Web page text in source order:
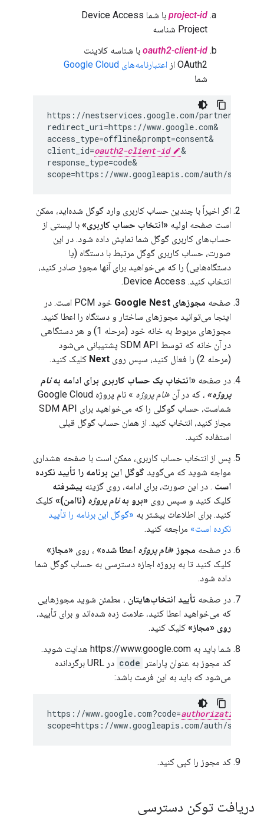
project-id
با شما Device Access
Project شناسه
oauth2-client-id با شناسه کلاینت
OAuth2 از
اعتبارنامه‌های Google Cloud
شما
https://nestservices.google.com/
redirect_uri=https://www.google.com&
access_type=offline&prompt=consent&
client_id=oauth2-client-id
&
response_type=code&
اگر اخیراً با چندین حساب کاربری وارد گوگل شده‌اید، ممکن
است صفحه اولیه «انتخاب حساب کاربری» با لیستی از
حساب‌های کاربری گوگل شما نمایش داده شود. در این
صورت، حساب کاربری گوگل مرتبط با دستگاه (یا
دستگاه‌هایی) را که می‌خواهید برای آنها مجوز صادر کنید،
انتخاب کنید. Device Access.
صفحه مجوزهای Google Nest
خود PCM است. در
اینجا می‌توانید مجوزهای ساختار و دستگاه را اعطا کنید.
مجوزهای مربوط به خانه خود (مرحله 1) و هر دستگاهی
در آن خانه که توسط SDM API پشتیبانی می‌شود
(مرحله 2) را فعال کنید، سپس روی
Next کلیک کنید.
در صفحه «انتخاب یک حساب کاربری برای ادامه بهنام
پروژه» ، که در آن «نام پروژه
» نام پروژه Google Cloud
شماست، حساب گوگلی را که می‌خواهید برای SDM API
مجاز کنید، انتخاب کنید. از همان حساب گوگل قبلی
استفاده کنید.
پس از انتخاب حساب کاربری، ممکن است با صفحه هشداری
مواجه شوید که می‌گوید گوگل این برنامه را تأیید نکرده
است . در این صورت، برای ادامه، روی گزینه پیشرفته
کلیک کنید و سپس روی «برو بهنام پروژه (ناامن)» کلیک
کنید. برای اطلاعات بیشتر به «گوگل این برنامه را تأیید
نکرده است» مراجعه کنید.
در صفحه مجوز «نام پروژه اعطا شده» ، روی «مجاز»
کلیک کنید تا به پروژه اجازه دسترسی به حساب گوگل شما
داده شود.
در صفحه تأیید انتخاب‌هایتان ، مطمئن شوید مجوزهایی
که می‌خواهید اعطا کنید، علامت زده شده‌اند و برای تأیید،
روی «مجاز» کلیک کنید.
شما باید به https://www.google.com هدایت شوید.
کد مجوز به عنوان پارامتر
code
در URL برگردانده
می‌شود که باید به این فرمت باشد:
https://www.google.com?code=authorization-
کد مجوز را کپی کنید.
دریافت توکن دسترسی